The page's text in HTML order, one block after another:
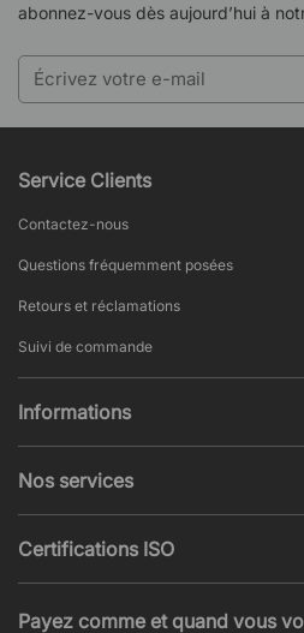
abonnez-vous dès aujourd’hui à
Service Clients
Contactez-nous
Questions fréquemment posées
Retours et réclamations
Suivi de commande
Informations
Pages populaires
Nos services
Payez comme et quand vous
Certifications ISO